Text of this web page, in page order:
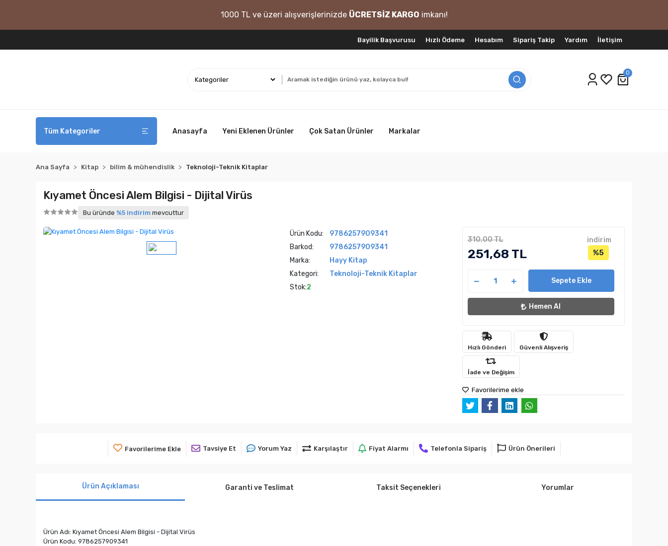
1000 TL ve üzeri alışverişlerinizde ÜCRETSİZ KARGO imkanı!
Bayilik Başvurusu Hızlı Ödeme Hesabım Sipariş Takip Yardım İletişim
0
Tüm Kategoriler Anasayfa Yeni Eklenen Ürünler Çok Satan Ürünler Markalar
Ana Sayfa Kitap bilim & mühendislik Teknoloji-Teknik Kitaplar
Kıyamet Öncesi Alem Bilgisi - Dijital Virüs
Bu üründe %5 indirim mevcuttur
Ürün Kodu:
9786257909341
Barkod:
9786257909341
Marka:
Hayy Kitap
Kategori:
Teknoloji-Teknik Kitaplar
Stok:2
310,00 TL
251,68 TL
indirim
%5
Sepete Ekle
Hemen Al
Hızlı Gönderi Güvenli Alışveriş
İade ve Değişim
Favorilerime ekle
Favorilerime Ekle Tavsiye Et Yorum Yaz Karşılaştır Fiyat Alarmı Telefonla Sipariş Ürün Önerileri
Ürün Açıklaması Garanti ve Teslimat Taksit Seçenekleri Yorumlar
Ürün Adı: Kıyamet Öncesi Alem Bilgisi - Dijital Virüs
Ürün Kodu: 9786257909341